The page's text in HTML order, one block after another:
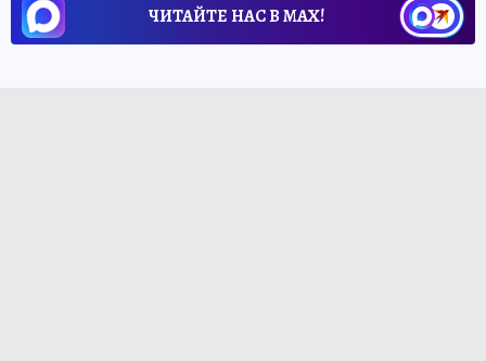
ЧИТАЙТЕ НАС В МАХ!